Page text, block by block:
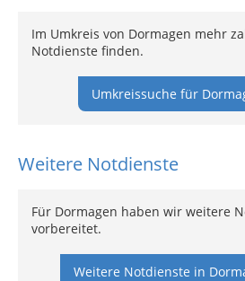
Im Umkreis von Dormagen mehr
Notdienste finden.
Umkreissuche für
Weitere Notdienste
Für Dormagen haben wir weitere
vorbereitet.
Weitere Notdienste in